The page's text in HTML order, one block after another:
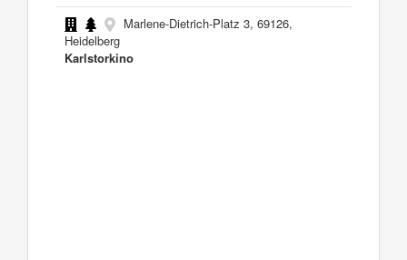
Marlene-Dietrich-Platz 3, 69126,
Heidelberg
Karlstorkino